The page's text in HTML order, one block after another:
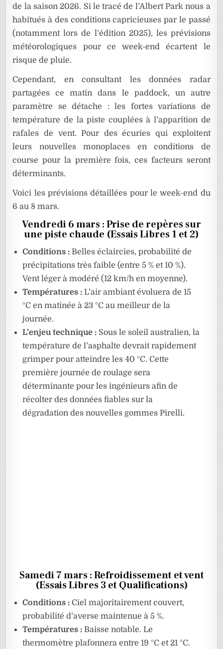
de la saison 2026. Si le tracé de l’Albert Park nous a
habitués à des conditions capricieuses par le passé
(notamment lors de l’édition 2025), les prévisions
météorologiques pour ce week-end écartent le
risque de pluie.
Cependant, en consultant les données radar
partagées ce matin dans le paddock, un autre
paramètre se détache : les fortes variations de
température de la piste couplées à l’apparition de
rafales de vent. Pour des écuries qui exploitent
leurs nouvelles monoplaces en conditions de
course pour la première fois, ces facteurs seront
déterminants.
Voici les prévisions détaillées pour le week-end du
6 au 8 mars.
Vendredi 6 mars : Prise de repères sur
une piste chaude (Essais Libres 1 et 2)
Conditions : Belles éclaircies, probabilité de
précipitations très faible (entre 5 % et 10 %).
Vent léger à modéré (12 km/h en moyenne).
Températures : L’air ambiant évoluera de 15
°C en matinée à 23 °C au meilleur de la
journée.
L’enjeu technique : Sous le soleil australien, la
température de l’asphalte devrait rapidement
grimper pour atteindre les 40 °C. Cette
première journée de roulage sera
déterminante pour les ingénieurs afin de
récolter des données fiables sur la
dégradation des nouvelles gommes Pirelli.
Samedi 7 mars : Refroidissement et vent
(Essais Libres 3 et Qualifications)
Conditions : Ciel majoritairement couvert,
probabilité d’averse maintenue à 5 %.
Températures : Baisse notable. Le
thermomètre plafonnera entre 19 °C et 21 °C.